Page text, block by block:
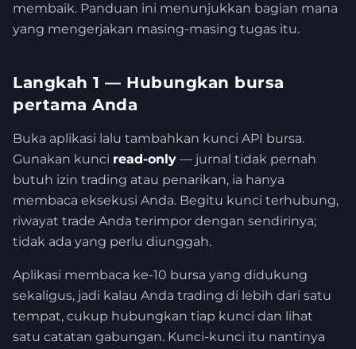
membaik. Panduan ini menunjukkan bagian mana
yang mengerjakan masing-masing tugas itu.
Langkah 1 — Hubungkan bursa
pertama Anda
Buka aplikasi lalu tambahkan kunci API bursa.
Gunakan kunci read-only — jurnal tidak pernah
butuh izin trading atau penarikan, ia hanya
membaca eksekusi Anda. Begitu kunci terhubung,
riwayat trade Anda terimpor dengan sendirinya;
tidak ada yang perlu diunggah.
Aplikasi membaca ke-10 bursa yang didukung
sekaligus, jadi kalau Anda trading di lebih dari satu
tempat, cukup hubungkan tiap kunci dan lihat
satu catatan gabungan. Kunci-kunci itu nantinya